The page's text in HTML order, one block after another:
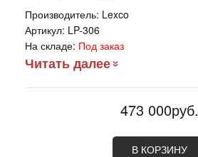
Производитель: Lexco
Артикул: LP-306
На складе: Под заказ
Читать далее
473 000руб.
В КОРЗИНУ